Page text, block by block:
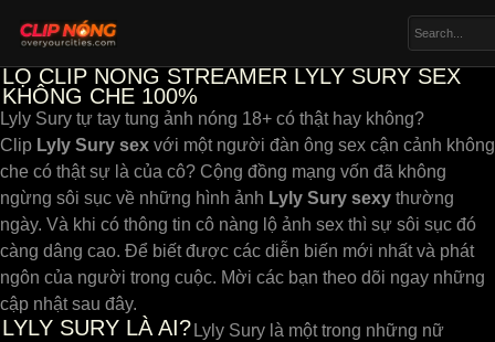
LỘ CLIP NÓNG STREAMER LYLY SURY SEX
KHÔNG CHE 100%
Lyly Sury tự tay tung ảnh nóng 18+ có thật hay không?
Clip Lyly Sury sex với một người đàn ông sex cận cảnh không
che có thật sự là của cô? Cộng đồng mạng vốn đã không
ngừng sôi sục về những hình ảnh Lyly Sury sexy thường
ngày. Và khi có thông tin cô nàng lộ ảnh sex thì sự sôi sục đó
càng dâng cao. Để biết được các diễn biến mới nhất và phát
ngôn của người trong cuộc. Mời các bạn theo dõi ngay những
cập nhật sau đây.
LYLY SURY LÀ AI? Lyly Sury là một trong những nữ